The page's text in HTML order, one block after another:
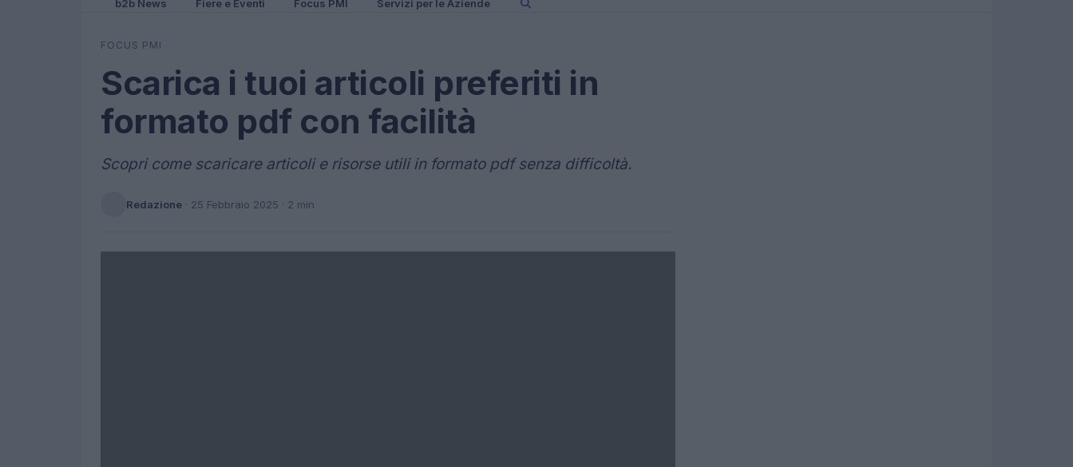
b2b News Fiere e Eventi Focus PMI Servizi per le Aziende
FOCUS PMI
Scarica i tuoi articoli preferiti in
formato pdf con facilità
Scopri come scaricare articoli e risorse utili in formato pdf senza difficoltà.
Redazione · 25 Febbraio 2025 · 2 min